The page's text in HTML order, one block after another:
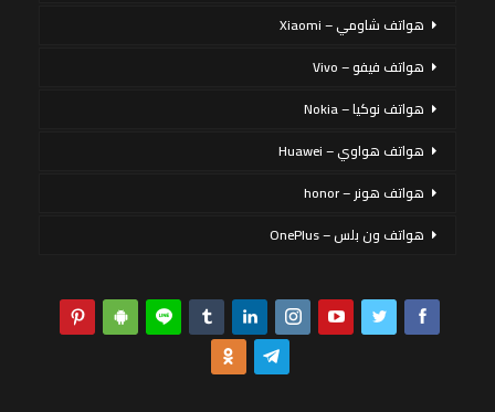
هواتف شاومي – Xiaomi
هواتف فيفو – Vivo
هواتف نوكيا – Nokia
هواتف هواوي – Huawei
هواتف هونر – honor
هواتف ون بلس – OnePlus